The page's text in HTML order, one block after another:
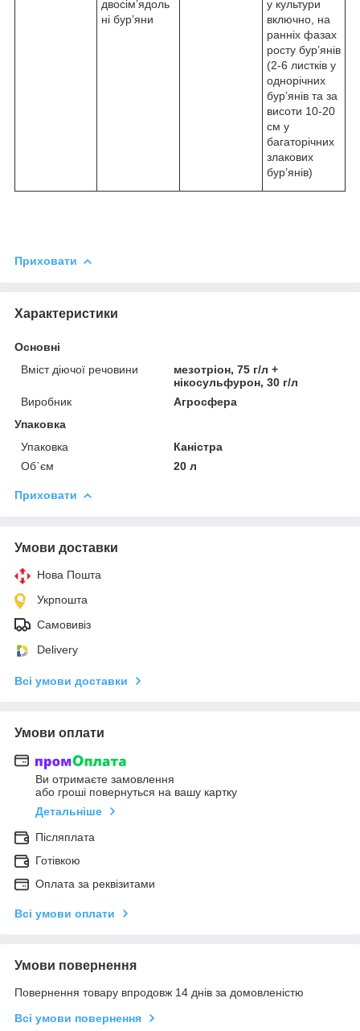
двосім’ядоль
ні бур’яни
у культури
включно, на
ранніх фазах
росту бур’янів
(2-6 листків у
однорічних
бур’янів та за
висоти 10-20
см у
багаторічних
злакових
бур’янів)
Приховати
Характеристики
Основні
Вміст діючої речовини
мезотріон, 75 г/л +
нікосульфурон, 30 г/л
Виробник
Агросфера
Упаковка
Упаковка
Каністра
Об`єм
20 л
Приховати
Умови доставки
Нова Пошта
Укрпошта
Самовивіз
Delivery
Всі умови доставки
Умови оплати
Ви отримаєте замовлення
або гроші повернуться на вашу картку
Детальніше
Післяплата
Готівкою
Оплата за реквізитами
Всі умови оплати
Умови повернення
Повернення товару впродовж 14 днів за домовленістю
Всі умови повернення